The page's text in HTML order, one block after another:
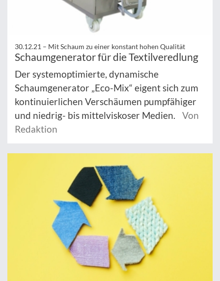
30.12.21 – Mit Schaum zu einer konstant hohen Qualität
Schaumgenerator für die Textilveredlung
Der systemoptimierte, dynamische
Schaumgenerator „Eco-Mix“ eigent sich zum
kontinuierlichen Verschäumen pumpfähiger
und niedrig- bis mittelviskoser Medien.
Von
Redaktion